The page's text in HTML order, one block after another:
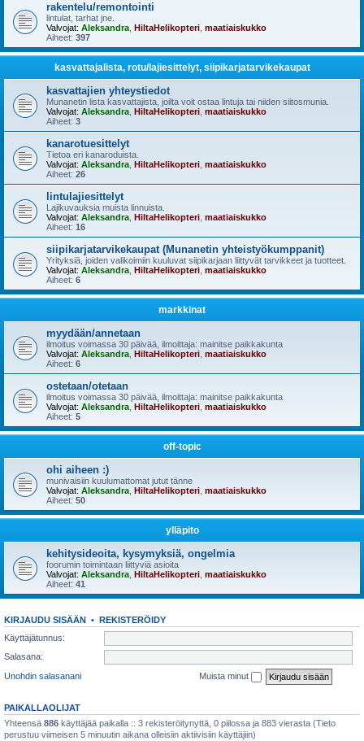
rakentelu/remontointi
lintulat, tarhat jne.
Valvojat: Aleksandra HiltaHelikopteri maatiaiskukko
Aiheet: 397
kasvattajalista, rotu/lajiesittelyt, siipikarjatarvikekaupat
kasvattajien yhteystiedot
Munanetin lista kasvattajista, joilta voit ostaa lintuja tai niiden siitosmunia.
Valvojat: Aleksandra HiltaHelikopteri maatiaiskukko
Aiheet: 3
kanarotuesittelyt
Tietoa eri kanaroduista.
Valvojat: Aleksandra HiltaHelikopteri maatiaiskukko
Aiheet: 26
lintulajiesittelyt
Lajikuvauksia muista linnuista.
Valvojat: Aleksandra HiltaHelikopteri maatiaiskukko
Aiheet: 16
siipikarjatarvikekaupat (Munanetin yhteistyökumppanit)
Yrityksiä, joiden valikoimiin kuuluvat siipikarjaan liittyvät tarvikkeet ja tuotteet.
Valvojat: Aleksandra HiltaHelikopteri maatiaiskukko
Aiheet: 6
markkinat
myydään/annetaan
ilmoitus voimassa 30 päivää, ilmoittaja: mainitse paikkakunta
Valvojat: Aleksandra HiltaHelikopteri maatiaiskukko
Aiheet: 6
ostetaan/otetaan
ilmoitus voimassa 30 päivää, ilmoittaja: mainitse paikkakunta
Valvojat: Aleksandra HiltaHelikopteri maatiaiskukko
Aiheet: 5
off-topic
ohi aiheen :)
munivaisiin kuulumattomat jutut tänne
Valvojat: Aleksandra HiltaHelikopteri maatiaiskukko
Aiheet: 50
ylläpito
kehitysideoita, kysymyksiä, ongelmia
foorumin toimintaan liittyviä asioita
Valvojat: Aleksandra HiltaHelikopteri maatiaiskukko
Aiheet: 41
KIRJAUDU SISÄÄN • REKISTERÖIDY
Käyttäjätunnus:
Salasana:
Unohdin salasanani
Muista minut
PAIKALLAOLIJAT
Yhteensä 886 käyttäjää paikalla :: 3 rekisteröitynyttä, 0 piilossa ja 883 vierasta (Tieto
perustuu viimeisen 5 minuutin aikana olleisiin aktiivisiin käyttäjiin)